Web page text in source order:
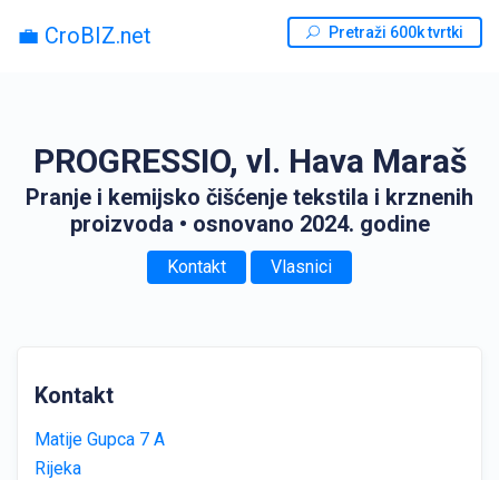
💼 CroBIZ.net Pretraži 600k tvrtki
PROGRESSIO, vl. Hava Maraš
Pranje i kemijsko čišćenje tekstila i krznenih
proizvoda • osnovano 2024. godine
Kontakt Vlasnici
Kontakt
Matije Gupca 7 A
Rijeka